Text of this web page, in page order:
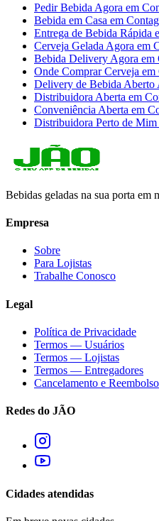
Pedir Bebida Agora em
Bebida em Casa em
Entrega de Bebida Rápida
Cerveja Gelada Agora em
Bebida Delivery Agora em
Onde Comprar Cerveja em
Delivery de Bebida Aberto
Distribuidora Aberta em
Conveniência Aberta em
Distribuidora Perto de Mim
Bebidas geladas na sua porta em
Empresa
Sobre
Para Lojistas
Trabalhe Conosco
Legal
Política de Privacidade
Termos — Usuários
Termos — Lojistas
Termos — Entregadores
Cancelamento e Reembolso
Redes do JÃO
Cidades atendidas